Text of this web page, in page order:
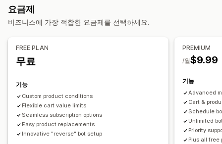
추천 제품
결제 사용자 지정
할인 관리
요금제
비즈니스에 가장 적합한 요금제를 선택하세요.
FREE PLAN
무료
기능
Custom product conditions
Flexible cart value limits
Seamless subscription options
Easy product replacements
Innovative "reverse" bot setup
PREMIUM
$9.99
/월
기능
Advanced
Cart &
Schedule
Unlimited
Priority
Plus all